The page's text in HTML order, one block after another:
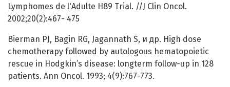
Lymphomes de l'Adulte H89 Trial. //J Clin Oncol.
2002;20(2):467- 475
Bierman PJ, Bagin RG, Jagannath S, и др. High dose
chemotherapy followed by autologous hematopoietic
rescue in Hodgkin’s disease: longterm follow-up in 128
patients. Ann Oncol. 1993; 4(9):767-773.